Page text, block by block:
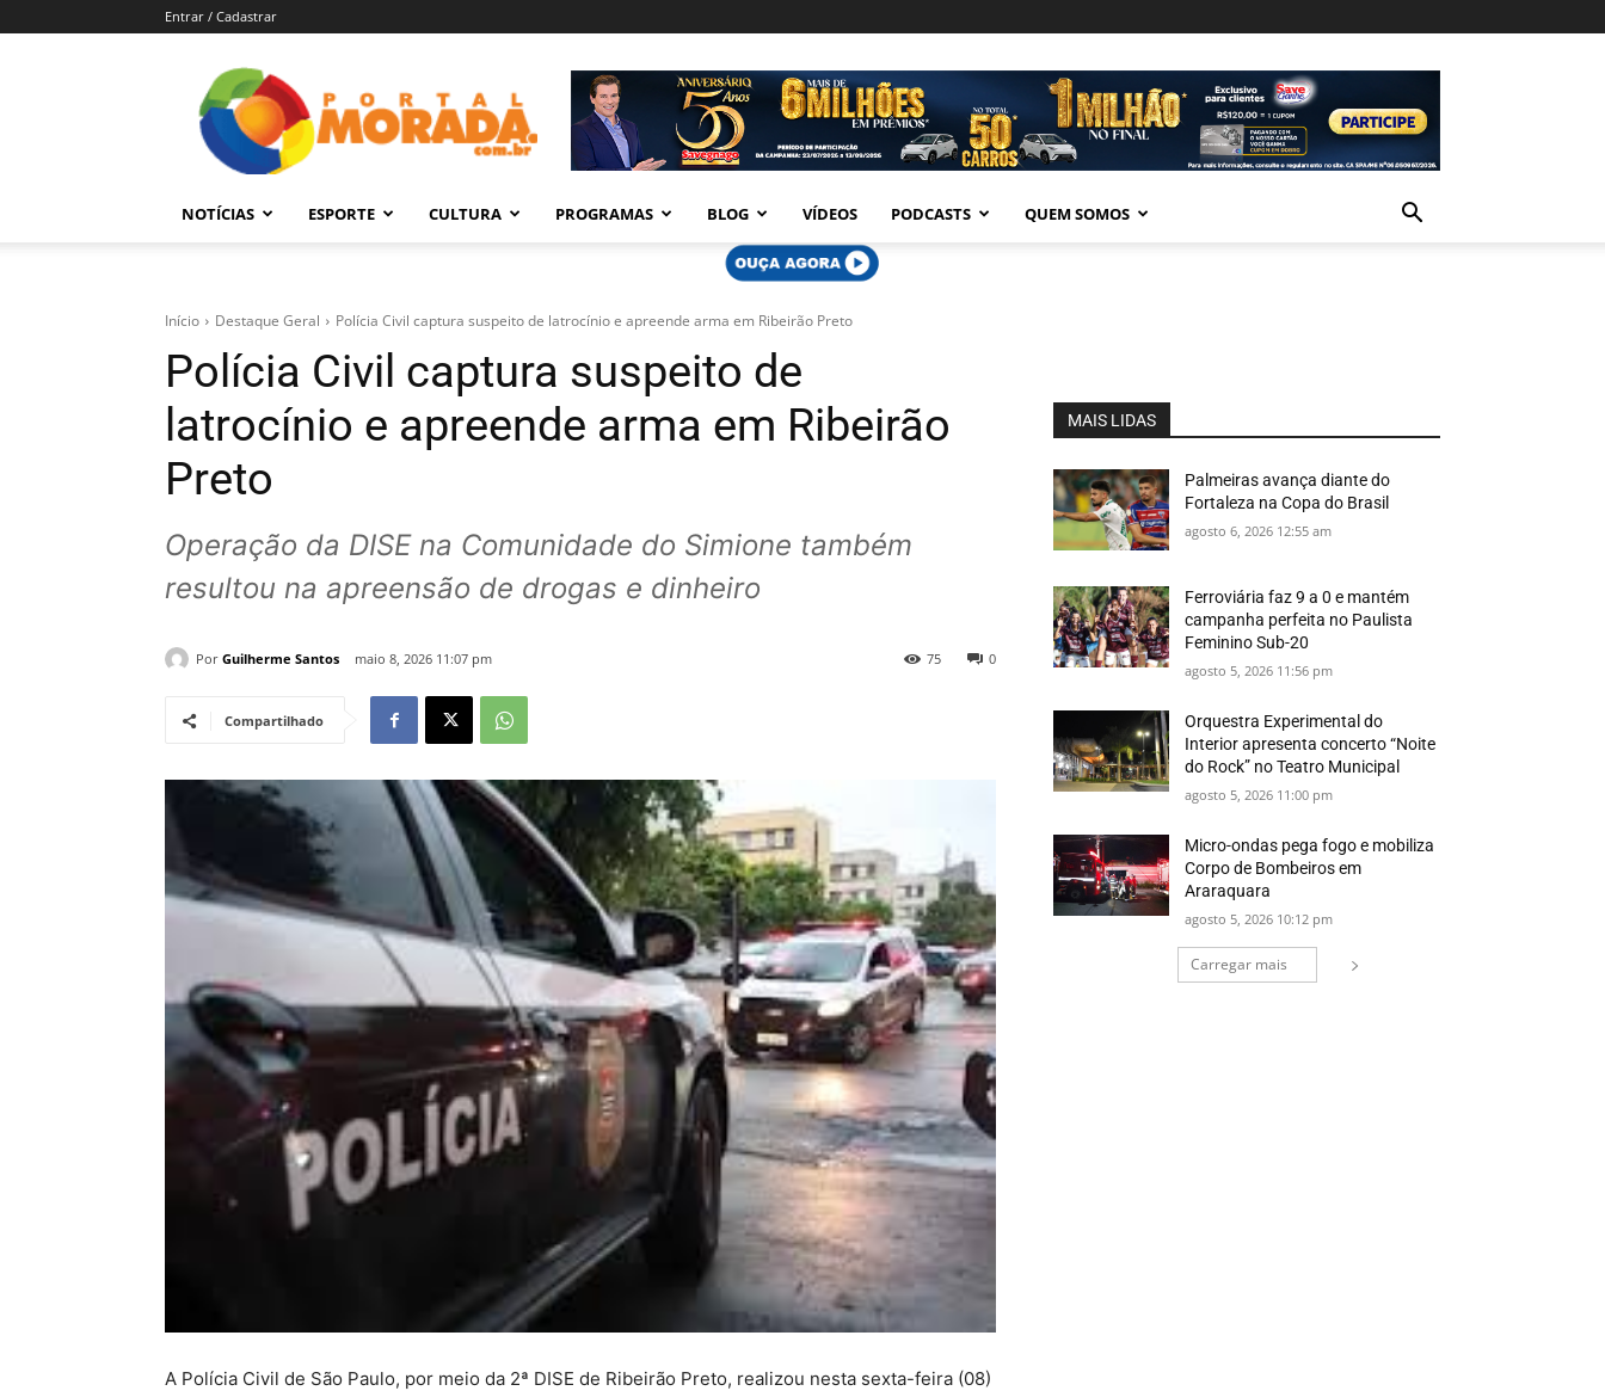
Entrar / Cadastrar
Morada
–
Araraquara
NOTÍCIAS ESPORTE CULTURA PROGRAMAS BLOG VÍDEOS PODCASTS QUEM SOMOS
Início Destaque Geral Polícia Civil captura suspeito de latrocínio e apreende arma em Ribeirão Preto
Polícia Civil captura suspeito de
latrocínio e apreende arma em Ribeirão
Preto
Operação da DISE na Comunidade do Simione também
resultou na apreensão de drogas e dinheiro
Por Guilherme Santos maio 8, 2026 11:07 pm 0
75
Compartilhado
A Polícia Civil de São Paulo, por meio da 2ª DISE de Ribeirão Preto, realizou nesta sexta-feira (08)
MAIS LIDAS
Palmeiras avança diante do
Fortaleza na Copa do Brasil
agosto 6, 2026 12:55 am
Ferroviária faz 9 a 0 e mantém
campanha perfeita no Paulista
Feminino Sub-20
agosto 5, 2026 11:56 pm
Orquestra Experimental do
Interior apresenta concerto “Noite
do Rock” no Teatro Municipal
agosto 5, 2026 11:00 pm
Micro-ondas pega fogo e mobiliza
Corpo de Bombeiros em
Araraquara
agosto 5, 2026 10:12 pm
Carregar mais